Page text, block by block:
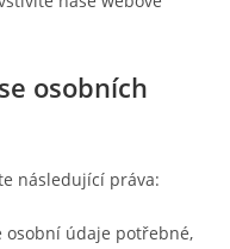
osobních
následující práva:
osobní údaje potřebné,